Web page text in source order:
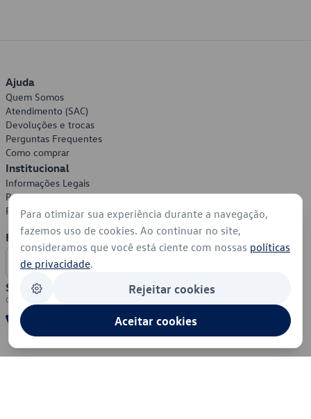
Ajuda
Quem Somos
Atendimento (SAC)
Devoluções e trocas
Perguntas Frequentes
Como comprar
Institucional
Informações Legais
Política de Privacidade
Política de Cookies
Formas de Pagamento
Segurança
Para otimizar sua experiência durante a navegação,
fazemos uso de cookies. Ao continuar no site,
consideramos que você está ciente com nossas políticas
de privacidade.
Rejeitar cookies
Aceitar cookies